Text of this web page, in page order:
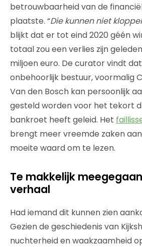
betrouwbaarheid van de
plaatste. “Die kunnen niet
blijkt dat er tot eind 2020 géén
totaal zou een verlies zijn
miljoen euro. De curator vindt
onbehoorlijk bestuur, voormalig
Van den Bosch kan persoonlijk
gesteld worden voor het tekort
bankroet heeft geleid. Het
brengt meer vreemde zaken
moeite waard om te lezen.
Te makkelijk
verhaal
Had iemand dit kunnen zien
Gezien de geschiedenis van
nuchterheid en waakzaamheid